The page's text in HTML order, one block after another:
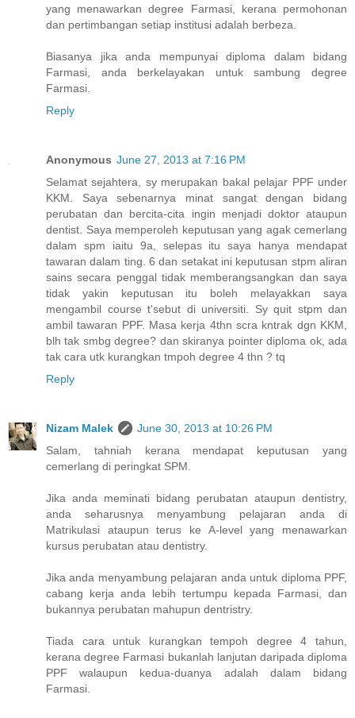
yang menawarkan degree Farmasi, kerana permohonan
dan pertimbangan setiap institusi adalah berbeza.
Biasanya jika anda mempunyai diploma dalam bidang
Farmasi, anda berkelayakan untuk sambung degree
Farmasi.
Reply
Anonymous June 27, 2013 at 7:16 PM
Selamat sejahtera, sy merupakan bakal pelajar PPF under
KKM. Saya sebenarnya minat sangat dengan bidang
perubatan dan bercita-cita ingin menjadi doktor ataupun
dentist. Saya memperoleh keputusan yang agak cemerlang
dalam spm iaitu 9a, selepas itu saya hanya mendapat
tawaran dalam ting. 6 dan setakat ini keputusan stpm aliran
sains secara penggal tidak memberangsangkan dan saya
tidak yakin keputusan itu boleh melayakkan saya
mengambil course t'sebut di universiti. Sy quit stpm dan
ambil tawaran PPF. Masa kerja 4thn scra kntrak dgn KKM,
blh tak smbg degree? dan skiranya pointer diploma ok, ada
tak cara utk kurangkan tmpoh degree 4 thn ? tq
Reply
Nizam Malek
June 30, 2013 at 10:26 PM
Salam, tahniah kerana mendapat keputusan yang
cemerlang di peringkat SPM.
Jika anda meminati bidang perubatan ataupun dentistry,
anda seharusnya menyambung pelajaran anda di
Matrikulasi ataupun terus ke A-level yang menawarkan
kursus perubatan atau dentistry.
Jika anda menyambung pelajaran anda untuk diploma PPF,
cabang kerja anda lebih tertumpu kepada Farmasi, dan
bukannya perubatan mahupun dentristry.
Tiada cara untuk kurangkan tempoh degree 4 tahun,
kerana degree Farmasi bukanlah lanjutan daripada diploma
PPF walaupun kedua-duanya adalah dalam bidang
Farmasi.